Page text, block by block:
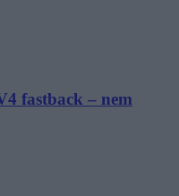
fastback – nem